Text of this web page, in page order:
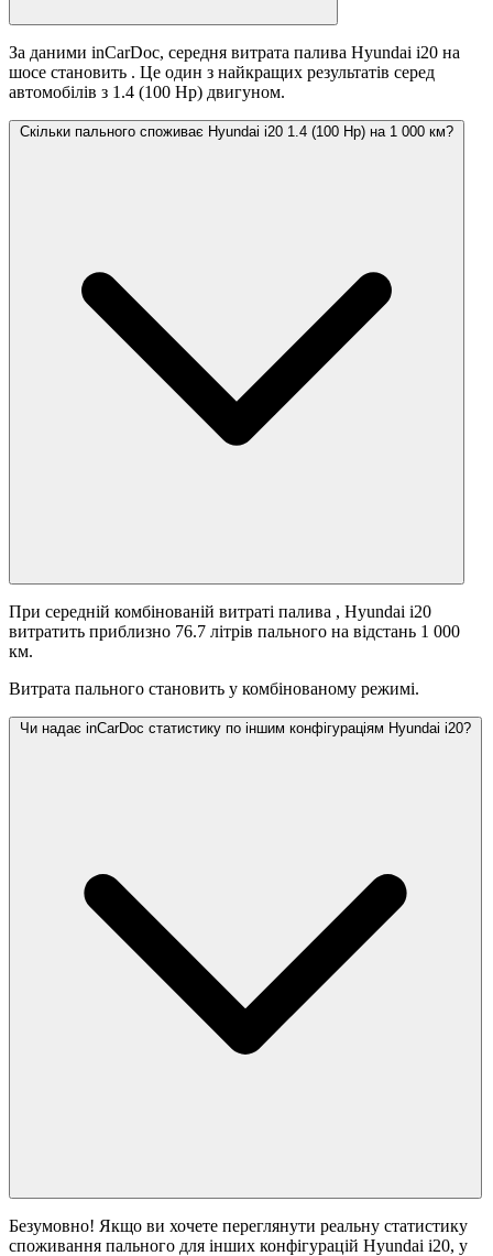
За даними inCarDoc, середня витрата палива Hyundai i20 на
шосе становить . Це один з найкращих результатів серед
автомобілів з 1.4 (100 Hp) двигуном.
Скільки пального споживає Hyundai i20 1.4 (100 Hp) на 1 000 км?
При середній комбінованій витраті палива , Hyundai i20
витратить приблизно 76.7 літрів пального на відстань 1 000
км.
Витрата пального становить у комбінованому режимі.
Чи надає inCarDoc статистику по іншим конфігураціям Hyundai i20?
Безумовно! Якщо ви хочете переглянути реальну статистику
споживання пального для інших конфігурацій Hyundai i20, у